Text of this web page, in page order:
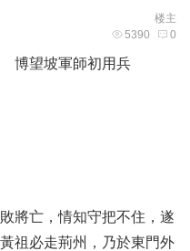
楼主
5390 0
博望坡軍師初用兵
將亡，情知守把不住，遂
祖必走荊州，乃於東門外